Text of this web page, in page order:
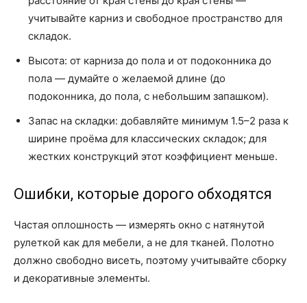
учитывайте карниз и свободное пространство для
складок.
Высота: от карниза до пола и от подоконника до
пола — думайте о желаемой длине (до
подоконника, до пола, с небольшим запашком).
Запас на складки: добавляйте минимум 1.5–2 раза к
ширине проёма для классических складок; для
жестких конструкций этот коэффициент меньше.
Ошибки, которые дорого обходятся
Частая оплошность — измерять окно с натянутой
рулеткой как для мебели, а не для тканей. Полотно
должно свободно висеть, поэтому учитывайте сборку
и декоративные элементы.